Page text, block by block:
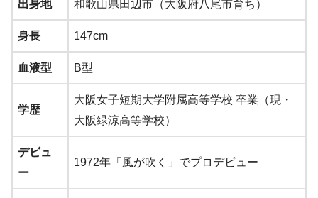
出身地 和歌山県田辺市（大阪府八尾市育ち）
身長 147cm
血液型 B型
学歴
大阪女子短期大学附属高等学校 卒業（現・
大阪緑涼高等学校）
デビュ
ー
1972年「風が吹く」でプロデビュー